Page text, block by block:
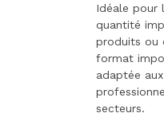
Idéale pour
quantité
produits ou
format
adaptée
secteurs.